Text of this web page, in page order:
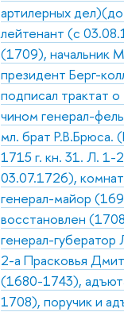
артилерных
лейтенант (с
(1709), начальник
президент Берг-
подписал трактат
чином генерал-
мл. брат
1715 г. кн. 31. Л. 1-
03.07.1726),
генерал-майор
восстановлен
генерал-
2-а Прасковья
(1680-1743),
1708), поручик и